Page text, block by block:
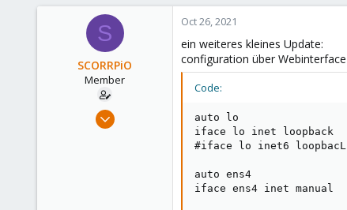
S
SCORRPiO
Member
Oct 26, 2021
Oct 26, 2021
ein weiteres kleines Update:
configuration über Webinterface
Code:
auto lo
iface lo inet loopback
#iface lo inet6 loopbacL
auto ens4
iface ens4 inet manual